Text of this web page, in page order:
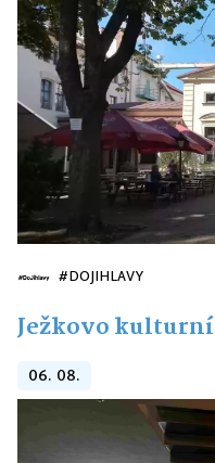
#DOJIHLAVY
Ježkovo kulturní
06. 08.